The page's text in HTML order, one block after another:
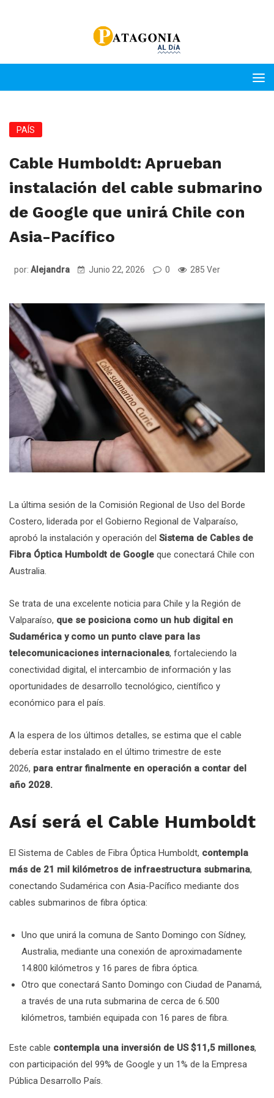
PAÍS
Cable Humboldt: Aprueban
instalación del cable submarino
de Google que unirá Chile con
Asia-Pacífico
por: Alejandra Junio 22, 2026 0 285 Ver
La última sesión de la Comisión Regional de Uso del Borde
Costero, liderada por el Gobierno Regional de Valparaíso,
aprobó la instalación y operación del Sistema de Cables de
Fibra Óptica Humboldt de Google que conectará Chile con
Australia.
Se trata de una excelente noticia para Chile y la Región de
Valparaíso, que se posiciona como un hub digital en
Sudamérica y como un punto clave para las
telecomunicaciones internacionales, fortaleciendo la
conectividad digital, el intercambio de información y las
oportunidades de desarrollo tecnológico, científico y
económico para el país.
A la espera de los últimos detalles, se estima que el cable
debería estar instalado en el último trimestre de este
2026, para entrar finalmente en operación a contar del
año 2028.
Así será el Cable Humboldt
El Sistema de Cables de Fibra Óptica Humboldt, contempla
más de 21 mil kilómetros de infraestructura submarina,
conectando Sudamérica con Asia-Pacífico mediante dos
cables submarinos de fibra óptica:
Uno que unirá la comuna de Santo Domingo con Sídney,
Australia, mediante una conexión de aproximadamente
14.800 kilómetros y 16 pares de fibra óptica.
Otro que conectará Santo Domingo con Ciudad de Panamá,
a través de una ruta submarina de cerca de 6.500
kilómetros, también equipada con 16 pares de fibra.
Este cable contempla una inversión de US $11,5 millones,
con participación del 99% de Google y un 1% de la Empresa
Pública Desarrollo País.